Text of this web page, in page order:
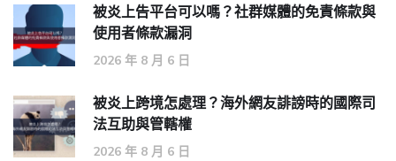
被炎上告平台可以嗎？社群媒體的免責條款與
使用者條款漏洞
2026 年 8 月 6 日
被炎上跨境怎處理？海外網友誹謗時的國際司
法互助與管轄權
2026 年 8 月 6 日